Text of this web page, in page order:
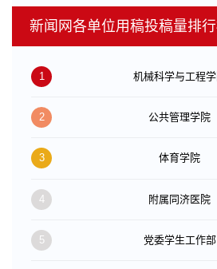
新闻网各单位用稿投稿量排行
1 机械科学与工程
2 公共管理学院
3 体育学院
4 附属同济医院
5 党委学生工作部